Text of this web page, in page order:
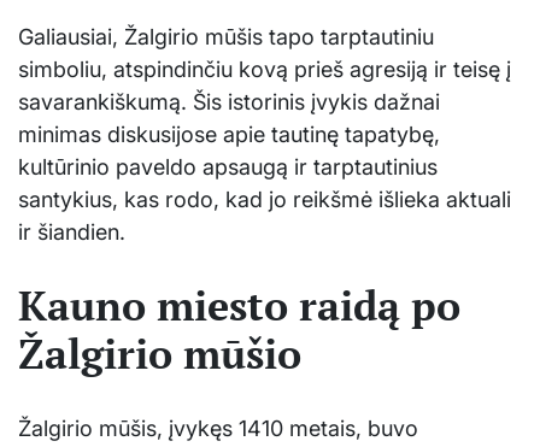
Galiausiai, Žalgirio mūšis tapo tarptautiniu
simboliu, atspindinčiu kovą prieš agresiją ir teisę į
savarankiškumą. Šis istorinis įvykis dažnai
minimas diskusijose apie tautinę tapatybę,
kultūrinio paveldo apsaugą ir tarptautinius
santykius, kas rodo, kad jo reikšmė išlieka aktuali
ir šiandien.
Kauno miesto raidą po
Žalgirio mūšio
Žalgirio mūšis, įvykęs 1410 metais, buvo